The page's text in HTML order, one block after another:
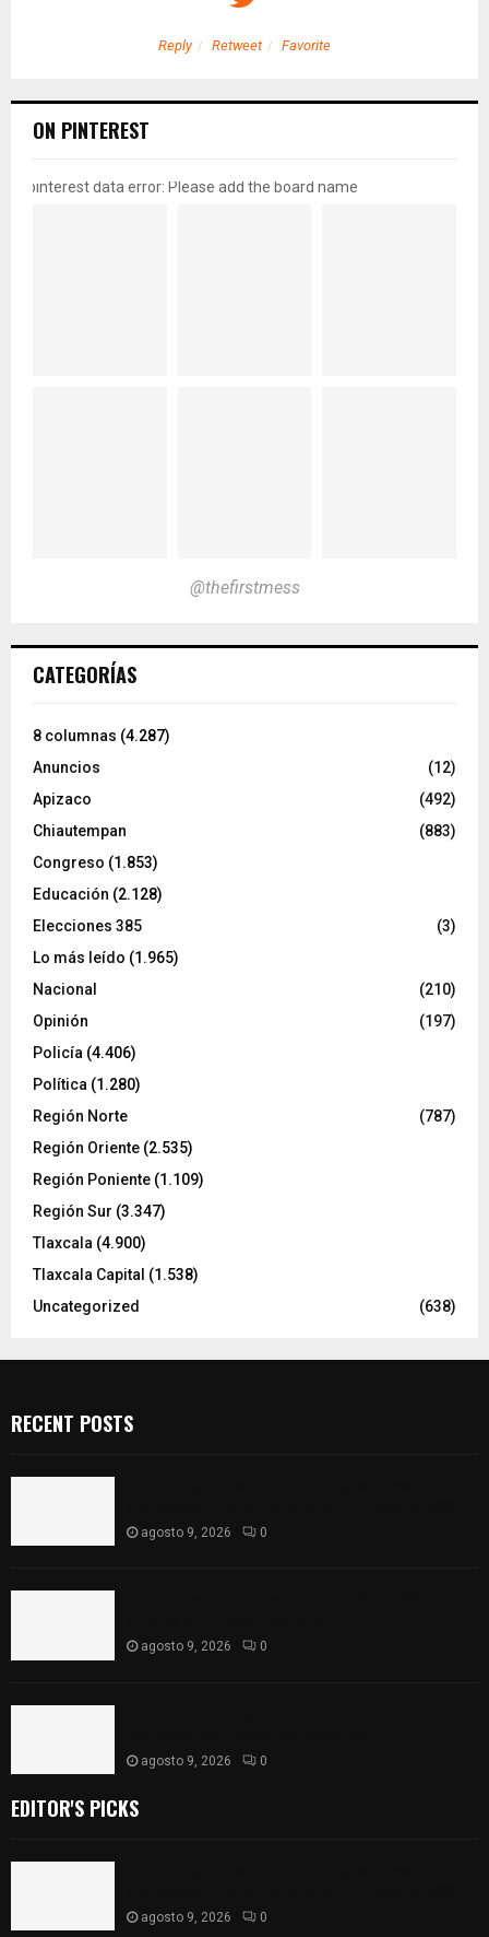
Reply Retweet Favorite
ON PINTEREST
pinterest data error: Please add the board name
@thefirstmess
CATEGORÍAS
8 columnas (4.287)
Anuncios
(12)
Apizaco
(492)
Chiautempan
(883)
Congreso (1.853)
Educación (2.128)
Elecciones 385
(3)
Lo más leído (1.965)
Nacional
(210)
Opinión
(197)
Policía (4.406)
Política (1.280)
Región Norte
(787)
Región Oriente (2.535)
Región Poniente (1.109)
Región Sur (3.347)
Tlaxcala (4.900)
Tlaxcala Capital (1.538)
Uncategorized
(638)
RECENT POSTS
agosto 9, 2026 0
agosto 9, 2026 0
agosto 9, 2026 0
EDITOR'S PICKS
agosto 9, 2026 0